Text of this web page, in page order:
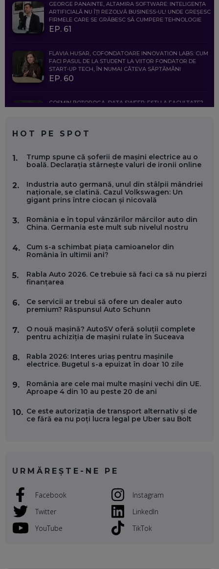
GEORGE PANAINTE, ALTAMIRA SOFTWARE: INTELIGENȚA
ARTIFICIALĂ NU ÎȚI REZOLVĂ BUSINESS-UL! UNDE GREȘESC
FIRMELE CARE SE GRĂBESC SĂ CUMPERE TEHNOLOGIE
EP. 61
FLAVIA HUSAR, COFONDATOARE INNOVATION LABS: CUM
FACI PASUL DE LA STUDENT LA VIITOR FONDATOR DE
START-UP TECH, ÎN NUMAI CÂTEVA SĂPTĂMÂNI
EP. 60
COSMIN BOȚOROGA, DATA SWEEP: EȘTI LA FACULTATE?
FOLOSEȘTI TEHNOLOGIA CA SĂ FII MAI BUN LA JOB. ȘI CUM
SE VA SCHIMBA MUNCA, ÎN URMĂTORII ANI
MARIUS PAȘCULEA, COFONDATOR AL KULTH: CUM
CĂTRE ARTĂ, LA NIVEL GLOBAL
EP. 57
ANDREI AVĂDANEI, BIT SENTINEL: CUM ÎȚI PROTEJEZI
EFICIENT VIAȚA ONLINE. ȘI CARE SUNT PRIMII PAȘI ÎNTR-O
EP. 56
DOINA VÎLCEANU, CONTENTSPEED: VREI SUCCES ONLINE?
ÎNVAȚĂ AEO ȘI GEO!
WASHINGTON, OCHELARI INTELIGENȚI ȘI FERME
VERTICALE FĂRĂ PĂMÂNT
PROCESE, DAR CE FACEM CÂND PICĂ BAZA DE DATE, LA
INSTITUȚIILE STATULUI?
EP. 53
EP. 52
ROBERT GRAUR, FOMO: SPEAKERUL PE SCENĂ, INVITATUL
ÎN SALĂ, DAR ÎNVĂȚĂM UNII DE LA CEILALȚI. VIN JASON
DERULO, STEVEN BARTLETT ȘI ALȚI PESTE 60 DE
EP. 51
HOT PE SPOT
1.
Trump spune că șoferii de mașini electrice au o
boală. Declarația stârnește valuri de ironii online
2.
Industria auto germană, unul din stâlpii mândriei
naționale, se clatină. Cazul Volkswagen: Un
gigant prins între ciocan și nicovală
3.
România e în topul vânzărilor mărcilor auto din
China. Germania este mult sub nivelul nostru
4.
Cum s-a schimbat piața camioanelor din
România în ultimii ani?
5.
Rabla Auto 2026. Ce trebuie să faci ca să nu pierzi
finanțarea
6.
Ce servicii ar trebui să ofere un dealer auto
premium? Răspunsul Auto Schunn
7.
O nouă mașină? AutoSV oferă soluții complete
pentru achiziția de mașini rulate în Suceava
8.
Rabla 2026: Interes uriaș pentru mașinile
electrice. Bugetul s-a epuizat în doar 10 zile
9.
România are cele mai multe mașini vechi din UE.
Aproape 4 din 10 au peste 20 de ani
10. Ce este autorizația de transport alternativ și de
ce fără ea nu poți lucra legal pe Uber sau Bolt
URMĂREȘTE-NE PE
Facebook
Twitter
YouTube
Instagram
LinkedIn
TikTok